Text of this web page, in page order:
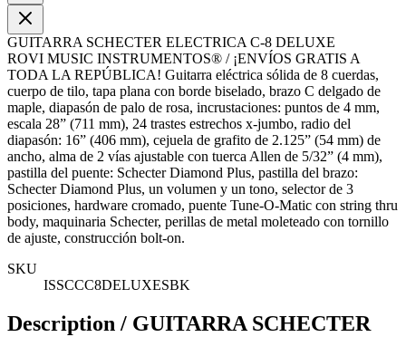
GUITARRA SCHECTER ELECTRICA C-8 DELUXE
ROVI MUSIC INSTRUMENTOS® / ¡ENVÍOS GRATIS A
TODA LA REPÚBLICA! Guitarra eléctrica sólida de 8 cuerdas,
cuerpo de tilo, tapa plana con borde biselado, brazo C delgado de
maple, diapasón de palo de rosa, incrustaciones: puntos de 4 mm,
escala 28” (711 mm), 24 trastes estrechos x-jumbo, radio del
diapasón: 16” (406 mm), cejuela de grafito de 2.125” (54 mm) de
ancho, alma de 2 vías ajustable con tuerca Allen de 5/32” (4 mm),
pastilla del puente: Schecter Diamond Plus, pastilla del brazo:
Schecter Diamond Plus, un volumen y un tono, selector de 3
posiciones, hardware cromado, puente Tune-O-Matic con string thru
body, maquinaria Schecter, perillas de metal moleteado con tornillo
de ajuste, construcción bolt-on.
SKU
ISSCCC8DELUXESBK
Description / GUITARRA SCHECTER